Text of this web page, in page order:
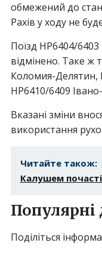
обмежений до
Рахів у ходу не
Поїзд НР6404/6403
відмінено. Таке ж
Коломия-Делятин,
НР6410/6409
Вказані зміни
використання
Читайте також:
Калушем
Популярні
Поділіться